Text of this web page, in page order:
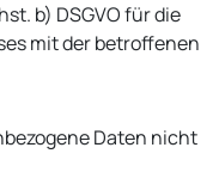
b) DSGVO für die
mit der betroffenen
Daten nicht